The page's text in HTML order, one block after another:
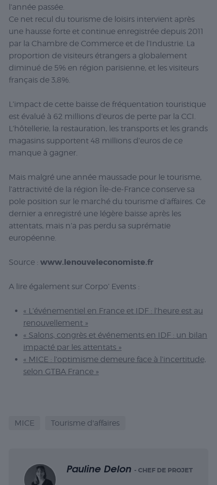
l’année passée.
Ce net recul du tourisme de loisirs intervient après
une hausse forte et continue enregistrée depuis 2011
par la Chambre de Commerce et de l’Industrie. La
proportion de visiteurs étrangers a globalement
diminué de 5% en région parisienne, et les visiteurs
français de 3,8%.
L’impact de cette baisse de fréquentation touristique
est évalué à 62 millions d’euros de perte par la CCI.
L’hôtellerie, la restauration, les transports et les grands
magasins supportent 48 millions d’euros de ce
manque à gagner.
Mais malgré une année maussade pour le tourisme,
l’attractivité de la région Île-de-France conserve sa
pole position sur le marché du tourisme d’affaires. Ce
dernier a enregistré une légère baisse après les
attentats, mais n’a pas perdu sa suprématie
européenne.
Source : www.lenouveleconomiste.fr
A lire également sur Corpo’ Events :
« L’événementiel en France et IDF : l’heure est au
renouvellement »
« Salons, congrès et événements en IDF : un bilan
impacté par les attentats »
« MICE : l’optimisme demeure face à l’incertitude,
selon GTBA France »
MICE Tourisme d'affaires
Pauline Delon - CHEF DE PROJET